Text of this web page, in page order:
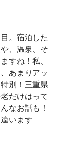
。宿泊した
、温泉、そ
すね！私、
あまりアッ
別！三重県
だけはって
なお話も！
います